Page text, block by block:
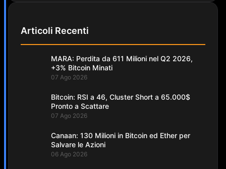
Articoli Recenti
MARA: Perdita da 611 Milioni nel Q2 2026,
+3% Bitcoin Minati
07 Ago 2026
Bitcoin: RSI a 46, Cluster Short a 65.000$
Pronto a Scattare
07 Ago 2026
Canaan: 130 Milioni in Bitcoin ed Ether per
Salvare le Azioni
06 Ago 2026